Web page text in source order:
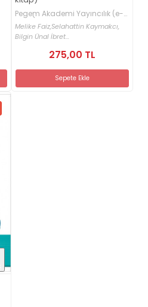
Pegem Akademi Yayıncılık (e-
kitap)
Melike Faiz,Selahattin Kaymakcı,
Bilgin Ünal İbret...
275,00 TL
Sepete Ekle